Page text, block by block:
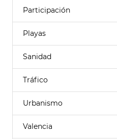
Participación
Playas
Sanidad
Tráfico
Urbanismo
Valencia